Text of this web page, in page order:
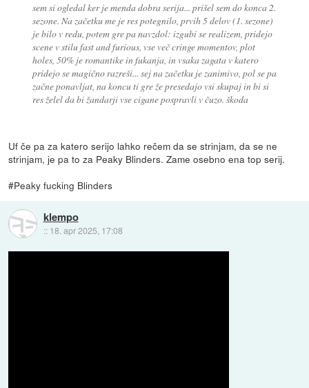
sem si ogledal ker je menda dobra serija... prišel sem do konca 2.
sezone. Na začetku me je res potegnilo, prvih 5 delov (1. sezone)
je bilo v redu, potem gre pa navzdol: izgubi se realizem, pridejo
scene v stilu fast and furious, vse več cringe momentov, plot
holes, 50% je romantike in fukanja, in vsaka zagata v katero
pridejo se magično razreši... sej na začetku je zanimivo, pol se pa
začne ponavljat, na koncu ti gre že presedajo vsi skupaj in bi si
res želel da bi žandarji vse cigane pospravli v čuzo. škoda
Uf če pa za katero serijo lahko rečem da se strinjam, da se ne
strinjam, je pa to za Peaky Blinders. Zame osebno ena top serij.
#Peaky fucking Blinders
klempo
:: 18. apr 2025, 17:08